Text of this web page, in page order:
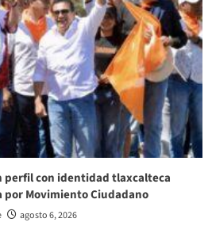
perfil con identidad tlaxcalteca
por Movimiento Ciudadano
agosto 6, 2026